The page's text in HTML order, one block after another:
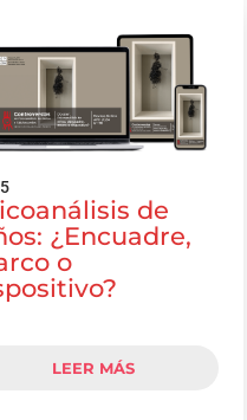
de
¿Encuadre,
o
LEER MÁS